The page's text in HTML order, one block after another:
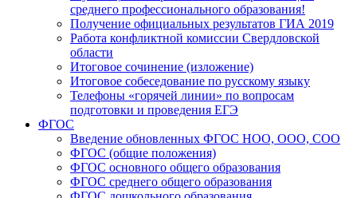
среднего профессионального образования!
Получение официальных результатов ГИА 2019
Работа конфликтной комиссии Свердловской
области
Итоговое сочинение (изложение)
Итоговое собеседование по русскому языку
Телефоны «горячей линии» по вопросам
подготовки и проведения ЕГЭ
ФГОС
Введение обновленных ФГОС НОО, ООО, СОО
ФГОС (общие положения)
ФГОС основного общего образования
ФГОС среднего общего образования